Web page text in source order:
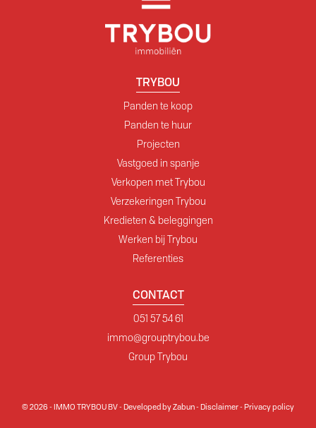
TRYBOU
Panden te koop
Panden te huur
Projecten
Vastgoed in spanje
Verkopen met Trybou
Verzekeringen Trybou
Kredieten & beleggingen
Werken bij Trybou
Referenties
CONTACT
051 57 54 61
immo@grouptrybou.be
Group Trybou
© 2026 - IMMO TRYBOU BV -Developed by Zabun-Disclaimer-Privacy policy